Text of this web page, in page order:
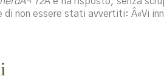
non essere stati avvertiti: Â«Vi